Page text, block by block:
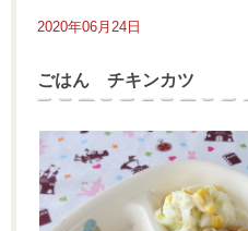
2020年06月24日
ごはん チキンカツ